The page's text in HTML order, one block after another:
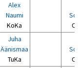
Alex
Naumi
KoKa
Juha
Äänismaa
TuKa